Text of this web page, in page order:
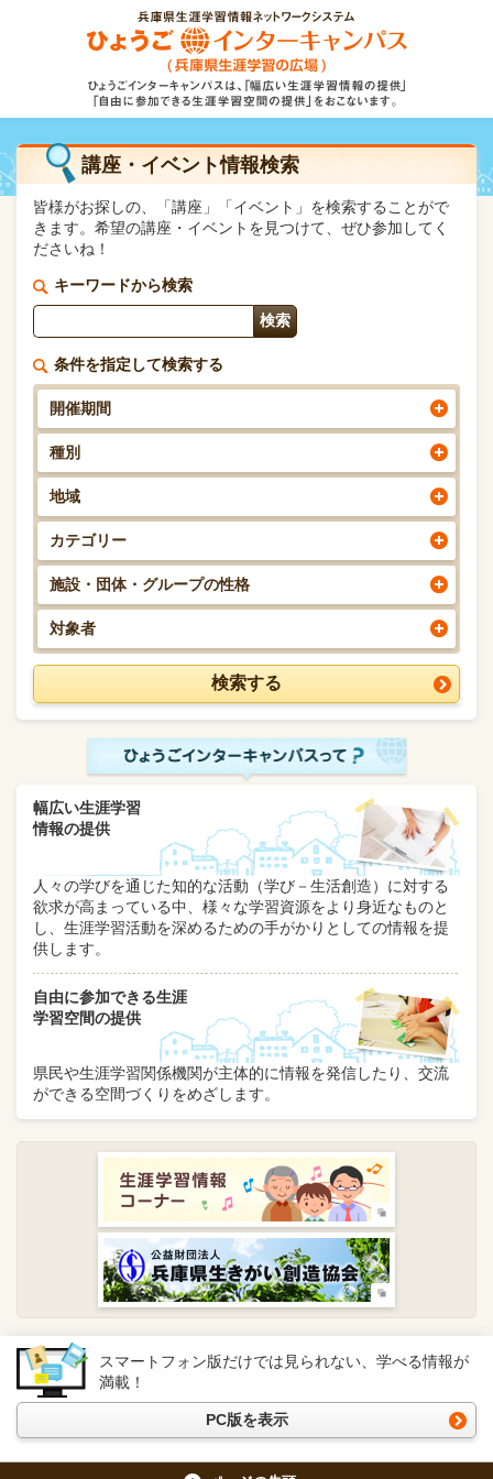
講座・イベント情報検索
皆様がお探しの、「講座」「イベント」を検索することがで
きます。希望の講座・イベントを見つけて、ぜひ参加してく
ださいね！
キーワードから検索
条件を指定して検索する
開催期間
種別
地域
カテゴリー
施設・団体・グループの性格
対象者
幅広い生涯学習
情報の提供
人々の学びを通じた知的な活動（学び－生活創造）に対する
欲求が高まっている中、様々な学習資源をより身近なものと
し、生涯学習活動を深めるための手がかりとしての情報を提
供します。
自由に参加できる生涯
学習空間の提供
県民や生涯学習関係機関が主体的に情報を発信したり、交流
ができる空間づくりをめざします。
スマートフォン版だけでは見られない、学べる情報が
満載！
PC版を表示